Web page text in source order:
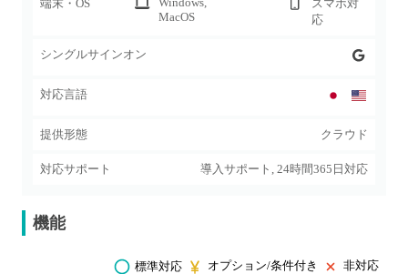
端末・OS
MacOS
スマホ対
応
シングルサインオン
対応言語
提供形態 クラウド
対応サポート 導入サポート, 24時間365日対応
機能
標準対応 オプション/条件付き 非対応